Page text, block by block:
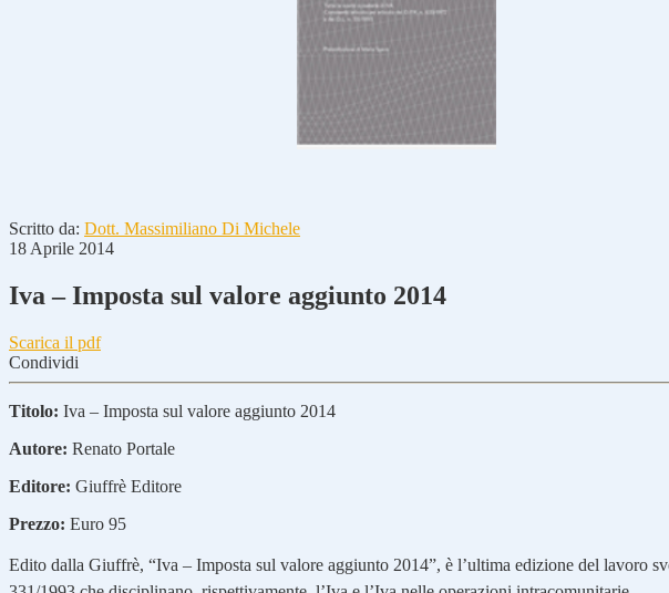
Scritto da: Dott. Massimiliano Di Michele
18 Aprile 2014
Iva – Imposta sul valore aggiunto 2014
Scarica il pdf
Condividi
Titolo: Iva – Imposta sul valore aggiunto 2014
Autore: Renato Portale
Editore: Giuffrè Editore
Prezzo: Euro 95
Edito dalla Giuffrè, “Iva – Imposta sul valore aggiunto 2014”, è l’ultima edizione del lavoro